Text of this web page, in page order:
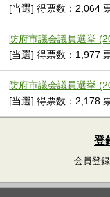
[当選] 得票数：2,064
防府市議会議員選挙
[当選] 得票数：1,977
防府市議会議員選挙
[当選] 得票数：2,178
登
会員登